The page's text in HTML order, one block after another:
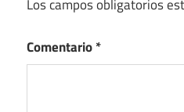
Los campos obligatorios
Comentario*